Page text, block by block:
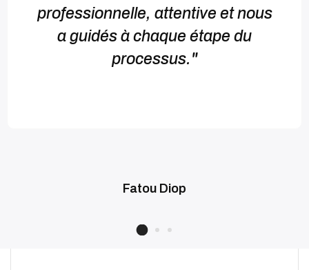
Fatou Diop
professionnelle, attentive et nous
a guidés à chaque étape du
processus."